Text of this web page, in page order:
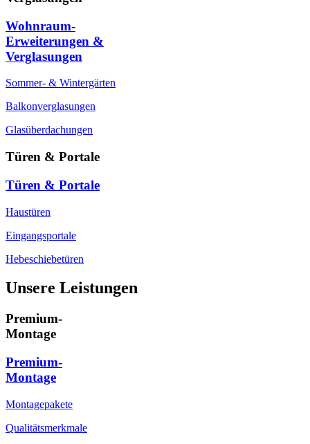
Wohnraum-
Erweiterungen &
Verglasungen
Sommer- & Wintergärten
Balkonverglasungen
Glasüberdachungen
Türen & Portale
Türen & Portale
Haustüren
Eingangsportale
Hebeschiebetüren
Unsere Leistungen
Premium-
Montage
Premium-
Montage
Montagepakete
Qualitätsmerkmale